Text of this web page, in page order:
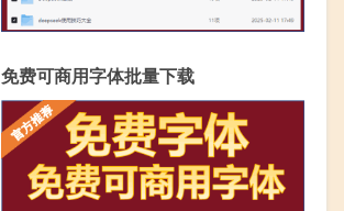
免费可商用字体批量下载